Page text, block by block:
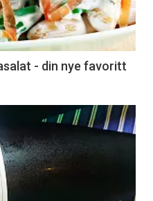
- din nye favoritt